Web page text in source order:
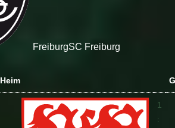
FreiburgSC Freiburg
Heim
1
: